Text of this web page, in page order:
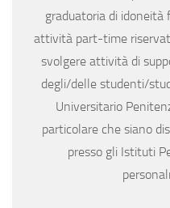
graduatoria di idoneità
attività part-time
svolgere attività di
degli/delle studenti/
Universitario
particolare che siano
presso gli Istituti